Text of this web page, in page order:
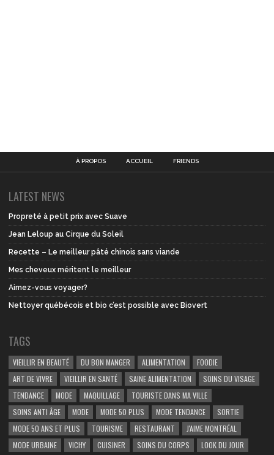
À PROPOS ACCUEIL FRIENDS
LATEST NEWS
Propreté à petit prix avec Suave
Jean Leloup au Cirque du Soleil
Recette – Le meilleur pâté chinois sans viande
Mes cheveux méritent le meilleur
Aimez-vous voyager?
Nettoyer québécois et bio c’est possible avec Biovert
TAGS
VIEILLIR EN BEAUTÉ DU BON MANGER ALIMENTATION
FOODIE
ART DE VIVRE
VIEILLIR EN SANTÉ SAINE ALIMENTATION
SOINS DU VISAGE
TENDANCE
MODE MAQUILLAGE
TOURISTE DANS MA VILLE
SOINS ANTI ÂGE
MODE MODE 50 PLUS MODE TENDANCE
SORTIE
MODE 50 ANS ET PLUS
TOURISME RESTAURANT
J'AIME MONTRÉAL
MODE URBAINE
VICHY CUISINER SOINS DU CORPS LOOK DU JOUR